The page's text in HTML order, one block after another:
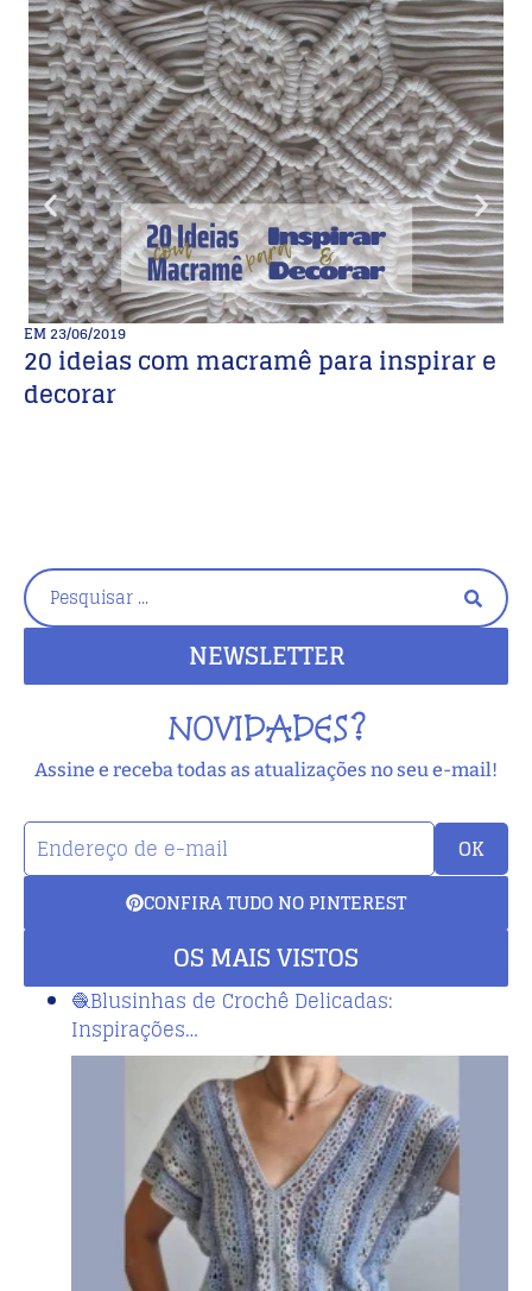
EM23/06/2019
20 ideias com macramê para inspirar e
decorar
NEWSLETTER
NOVIDADES?
Assine e receba todas as atualizações no seu e-mail!
OK
CONFIRA TUDO NO PINTEREST
OS MAIS VISTOS
🧶Blusinhas de Crochê Delicadas:
Inspirações…